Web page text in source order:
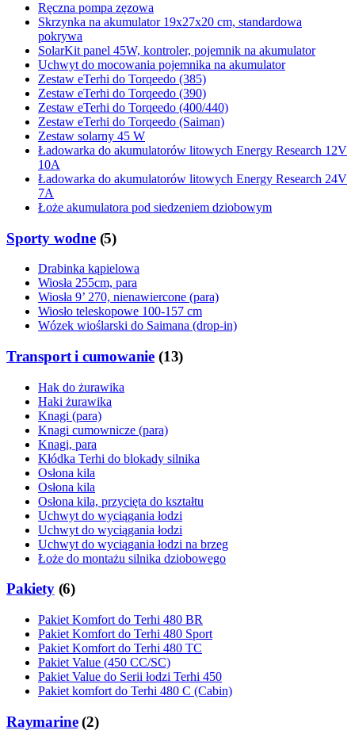
Ręczna pompa zęzowa
Skrzynka na akumulator 19x27x20 cm, standardowa
pokrywa
SolarKit panel 45W, kontroler, pojemnik na akumulator
Uchwyt do mocowania pojemnika na akumulator
Zestaw eTerhi do Torqeedo (385)
Zestaw eTerhi do Torqeedo (390)
Zestaw eTerhi do Torqeedo (400/440)
Zestaw eTerhi do Torqeedo (Saiman)
Zestaw solarny 45 W
Ładowarka do akumulatorów litowych Energy Research 12V
10A
Ładowarka do akumulatorów litowych Energy Research 24V
7A
Łoże akumulatora pod siedzeniem dziobowym
Sporty wodne (5)
Drabinka kąpielowa
Wiosła 255cm, para
Wiosła 9’ 270, nienawiercone (para)
Wiosło teleskopowe 100-157 cm
Wózek wioślarski do Saimana (drop-in)
Transport i cumowanie (13)
Hak do żurawika
Haki żurawika
Knagi (para)
Knagi cumownicze (para)
Knagi, para
Kłódka Terhi do blokady silnika
Osłona kila
Osłona kila
Osłona kila, przycięta do kształtu
Uchwyt do wyciągania łodzi
Uchwyt do wyciągania łodzi
Uchwyt do wyciągania łodzi na brzeg
Łoże do montażu silnika dziobowego
Pakiety (6)
Pakiet Komfort do Terhi 480 BR
Pakiet Komfort do Terhi 480 Sport
Pakiet Komfort do Terhi 480 TC
Pakiet Value (450 CC/SC)
Pakiet Value do Serii łodzi Terhi 450
Pakiet komfort do Terhi 480 C (Cabin)
Raymarine (2)